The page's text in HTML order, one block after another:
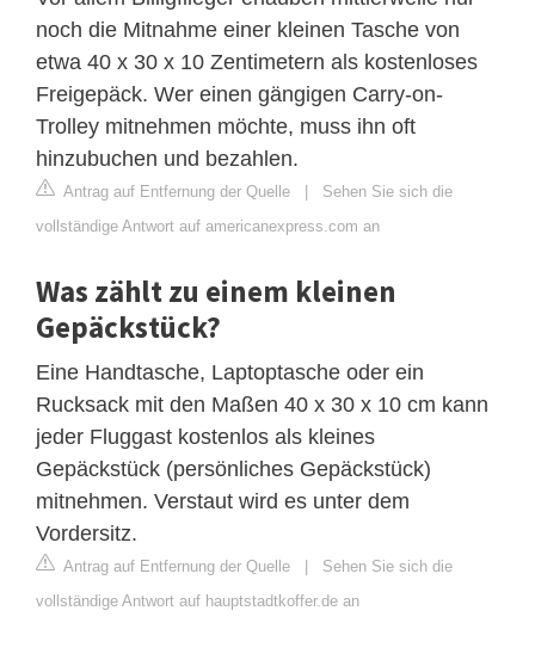
noch die Mitnahme einer kleinen Tasche von
etwa 40 x 30 x 10 Zentimetern als kostenloses
Freigepäck. Wer einen gängigen Carry-on-
Trolley mitnehmen möchte, muss ihn oft
hinzubuchen und bezahlen.
Antrag auf Entfernung der Quelle
Sehen Sie sich die
vollständige Antwort auf americanexpress.com an
Was zählt zu einem kleinen
Gepäckstück?
Eine Handtasche, Laptoptasche oder ein
Rucksack mit den Maßen 40 x 30 x 10 cm kann
jeder Fluggast kostenlos als kleines
Gepäckstück (persönliches Gepäckstück)
mitnehmen. Verstaut wird es unter dem
Vordersitz.
Antrag auf Entfernung der Quelle
Sehen Sie sich die
vollständige Antwort auf hauptstadtkoffer.de an